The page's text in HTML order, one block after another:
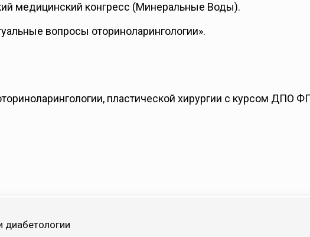
медицинский конгресс (Минеральные Воды).
вопросы оториноларингологии».
пластической хирургии с курсом ДПО
диабетологии